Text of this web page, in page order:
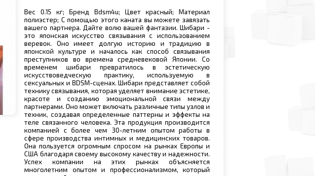
Вес 0.15 кг; Бренд Bdsm4u; Цвет красный; Материал
полиэстер; С помощью этого каната вы можете завязать
вашего партнера. Дайте волю вашей фантазии. Шибари -
это японская искусство связывания с использованием
веревок. Оно имеет долгую историю и традицию в
японской культуре и началось как способ связывания
преступников во времена средневековой Японии. Со
временем шибари превратилось в эстетическую
искусствоведческую практику, используемую в
сексуальных и BDSM-сценах. Шибари представляет собой
технику связывания, которая уделяет внимание эстетике,
красоте и созданию эмоциональной связи между
партнерами. Оно может включать различные типы узлов и
техник, создавая определенные паттерны и эффекты на
теле связанного человека. Эта продукция производится
компанией с более чем 30-летним опытом работы в
сфере производства интимных и медицинских товаров.
Она пользуется огромным спросом на рынках Европы и
США благодаря своему высокому качеству и надежности.
Успех компании на этих рынках объясняется
многолетним опытом и профессионализмом, который